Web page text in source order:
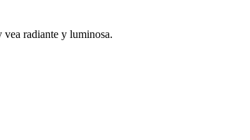
vea radiante y luminosa.